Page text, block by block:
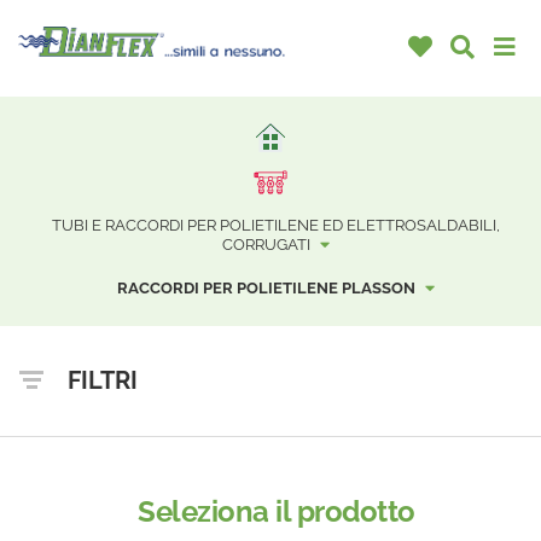
TUBI E RACCORDI PER POLIETILENE ED ELETTROSALDABILI,
CORRUGATI
RACCORDI PER POLIETILENE PLASSON
FILTRI
Seleziona il prodotto